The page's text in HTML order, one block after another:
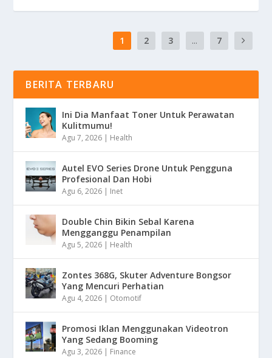
1 2 3 ... 7
BERITA TERBARU
Ini Dia Manfaat Toner Untuk Perawatan
Kulitmumu!
Agu 7, 2026 | Health
Autel EVO Series Drone Untuk Pengguna
Profesional Dan Hobi
Agu 6, 2026 | Inet
Double Chin Bikin Sebal Karena
Mengganggu Penampilan
Agu 5, 2026 | Health
Zontes 368G, Skuter Adventure Bongsor
Yang Mencuri Perhatian
Agu 4, 2026 | Otomotif
Promosi Iklan Menggunakan Videotron
Yang Sedang Booming
Agu 3, 2026 | Finance